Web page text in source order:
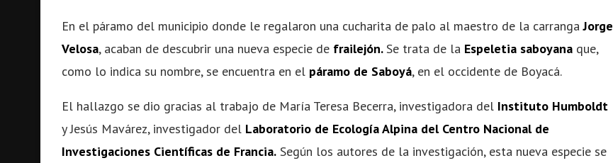
En el páramo del municipio donde le regalaron una cucharita de palo al maestro de la carrangaJorge
Velosa, acaban de descubrir una nueva especie de frailejón. Se trata de la Espeletia saboyana que,
como lo indica su nombre, se encuentra en el páramo de Saboyá, en el occidente de Boyacá.
El hallazgo se dio gracias al trabajo de María Teresa Becerra, investigadora del Instituto Humboldt
y Jesús Mavárez, investigador del Laboratorio de Ecología Alpina del Centro Nacional de
Investigaciones Científicas de Francia. Según los autores de la investigación, esta nueva especie se